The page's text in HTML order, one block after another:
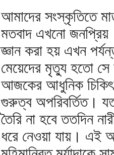
আমাদের সংস্কৃতিতে
মতবাদ এখনো
জ্ঞান করা হয় এখন
মেয়েদের মৃত্যু হতো সে
আজকের আধুনিক
গুরুত্ব অপরিবর্তিত।
তৈরি না হবে ততদিন
ধরে নেওয়া যায়। এই